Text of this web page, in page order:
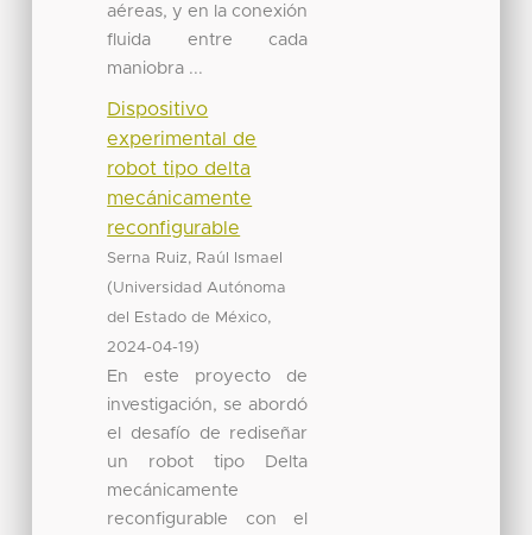
aéreas, y en la conexión
fluida entre cada
maniobra ...
Dispositivo
experimental de
robot tipo delta
mecánicamente
reconfigurable
Serna Ruiz, Raúl Ismael
(Universidad Autónoma
del Estado de México,
2024-04-19)
En este proyecto de
investigación, se abordó
el desafío de rediseñar
un robot tipo Delta
mecánicamente
reconfigurable con el